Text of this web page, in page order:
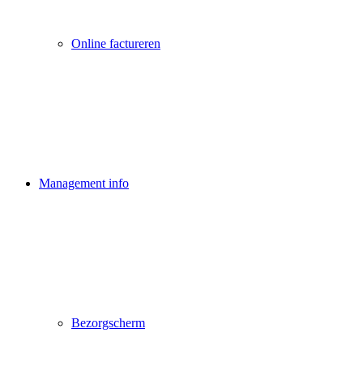
Online factureren
Management info
Bezorgscherm